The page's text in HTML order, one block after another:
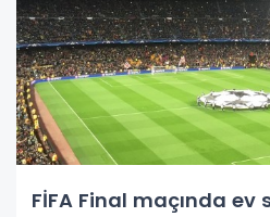
FİFA Final maçında